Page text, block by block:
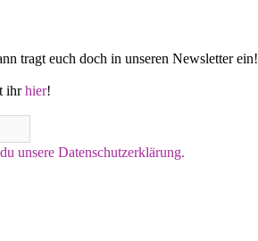
tragt euch doch in unseren Newsletter ein!
ihrhier!
unsere Datenschutzerklärung.